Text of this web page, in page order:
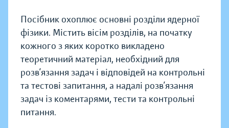
Посібник охоплює основні розділи ядерної
фізики. Містить вісім розділів, на початку
кожного з яких коротко викладено
теоретичний матеріал, необхідний для
розв’язання задач і відповідей на контрольні
та тестові запитання, а надалі розв’язання
задач із коментарями, тести та контрольні
питання.